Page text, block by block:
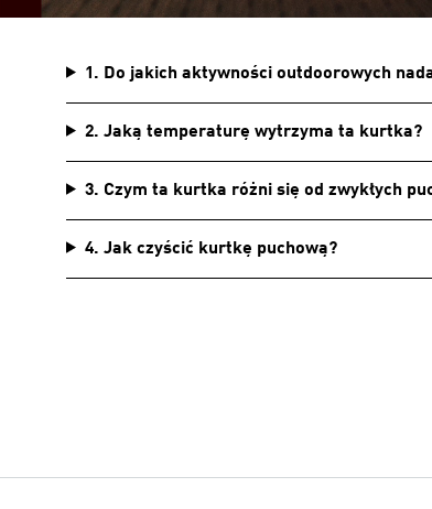
1. Do jakich aktywności outdoorowych
2. Jaką temperaturę wytrzyma ta kurtka?
3. Czym ta kurtka różni się od zwykłych
4. Jak czyścić kurtkę puchową?